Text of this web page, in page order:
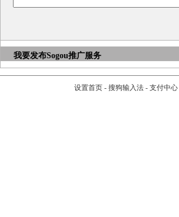
我要发布Sogou推广服务
设置首页- 搜狗输入法- 支付中心